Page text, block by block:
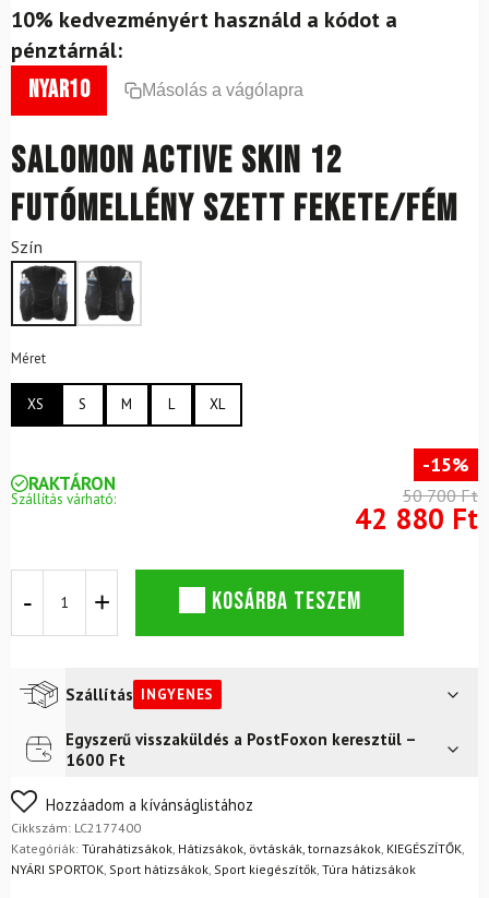
10% kedvezményért használd a kódot a
pénztárnál:
nyar10 Másolás a vágólapra
SALOMON Active Skin 12
futómellény szett fekete/fém
Szín
Méret
XS S M L XL
RAKTÁRON
Szállítás várható:
-15%
50 700 Ft
42 880 Ft
Active
szett
fekete/fém
mennyiség
KOSÁRBA TESZEM
Szállítás INGYENES
Futár a címreIngyenes
FoxPost
Egyszerű visszaküldés a PostFoxon keresztül –
1600 Ft
Nem biztos a választásában? Semmi gond – a terméket
egyszerűen visszaküldheti 14 napon belül, indoklás nélkül.
Mik a visszaküldés feltételei?
Hozzáadom a kívánságlistához
Cikkszám: LC2177400
Kategóriák: Túrahátizsákok Hátizsákok, övtáskák, tornazsákok KIEGÉSZÍTŐK
NYÁRI SPORTOK Sport hátizsákok Sport kiegészítők Túra hátizsákok